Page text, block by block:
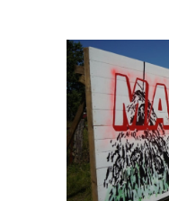
ACCUEIL
NOUS
ACTU /
CONTACT